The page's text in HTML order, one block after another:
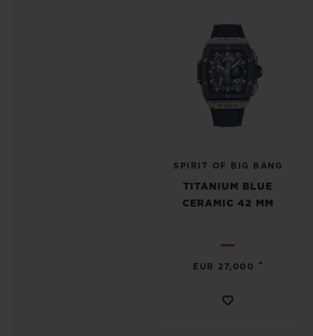
SPIRIT OF BIG BANG
TITANIUM BLUE
CERAMIC 42 MM
EUR 27,000 •